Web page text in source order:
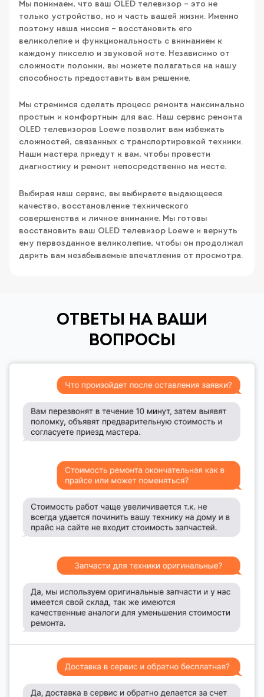
Мы понимаем, что ваш OLED телевизор – это не
только устройство, но и часть вашей жизни. Именно
поэтому наша миссия – восстановить его
великолепие и функциональность с вниманием к
каждому пикселю и звуковой ноте. Независимо от
сложности поломки, вы можете полагаться на нашу
способность предоставить вам решение.
Мы стремимся сделать процесс ремонта максимально
простым и комфортным для вас. Наш сервис ремонта
OLED телевизоров Loewe позволит вам избежать
сложностей, связанных с транспортировкой техники.
Наши мастера приедут к вам, чтобы провести
диагностику и ремонт непосредственно на месте.
Выбирая наш сервис, вы выбираете выдающееся
качество, восстановление технического
совершенства и личное внимание. Мы готовы
восстановить ваш OLED телевизор Loewe и вернуть
ему первозданное великолепие, чтобы он продолжал
дарить вам незабываемые впечатления от просмотра.
ОТВЕТЫ НА ВАШИ
ВОПРОСЫ